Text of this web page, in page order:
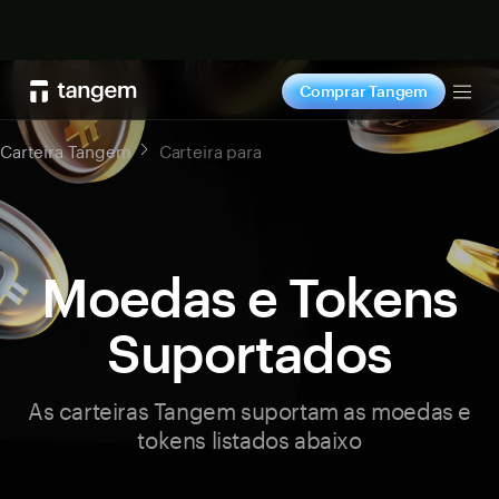
Comprar Tangem
Carteira Tangem Carteira para
Moedas e Tokens
Suportados
As carteiras Tangem suportam as moedas e
tokens listados abaixo